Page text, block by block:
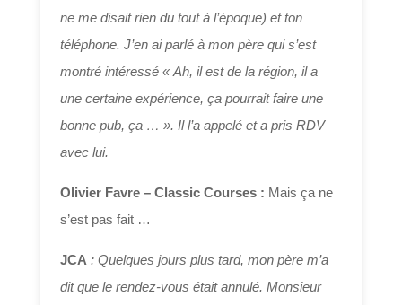
ne me disait rien du tout à l’époque) et ton
téléphone. J’en ai parlé à mon père qui s’est
montré intéressé « Ah, il est de la région, il a
une certaine expérience, ça pourrait faire une
bonne pub, ça … ». Il l’a appelé et a pris RDV
avec lui.
Olivier Favre – Classic Courses : Mais ça ne
s’est pas fait …
JCA: Quelques jours plus tard, mon père m’a
dit que le rendez-vous était annulé. Monsieur